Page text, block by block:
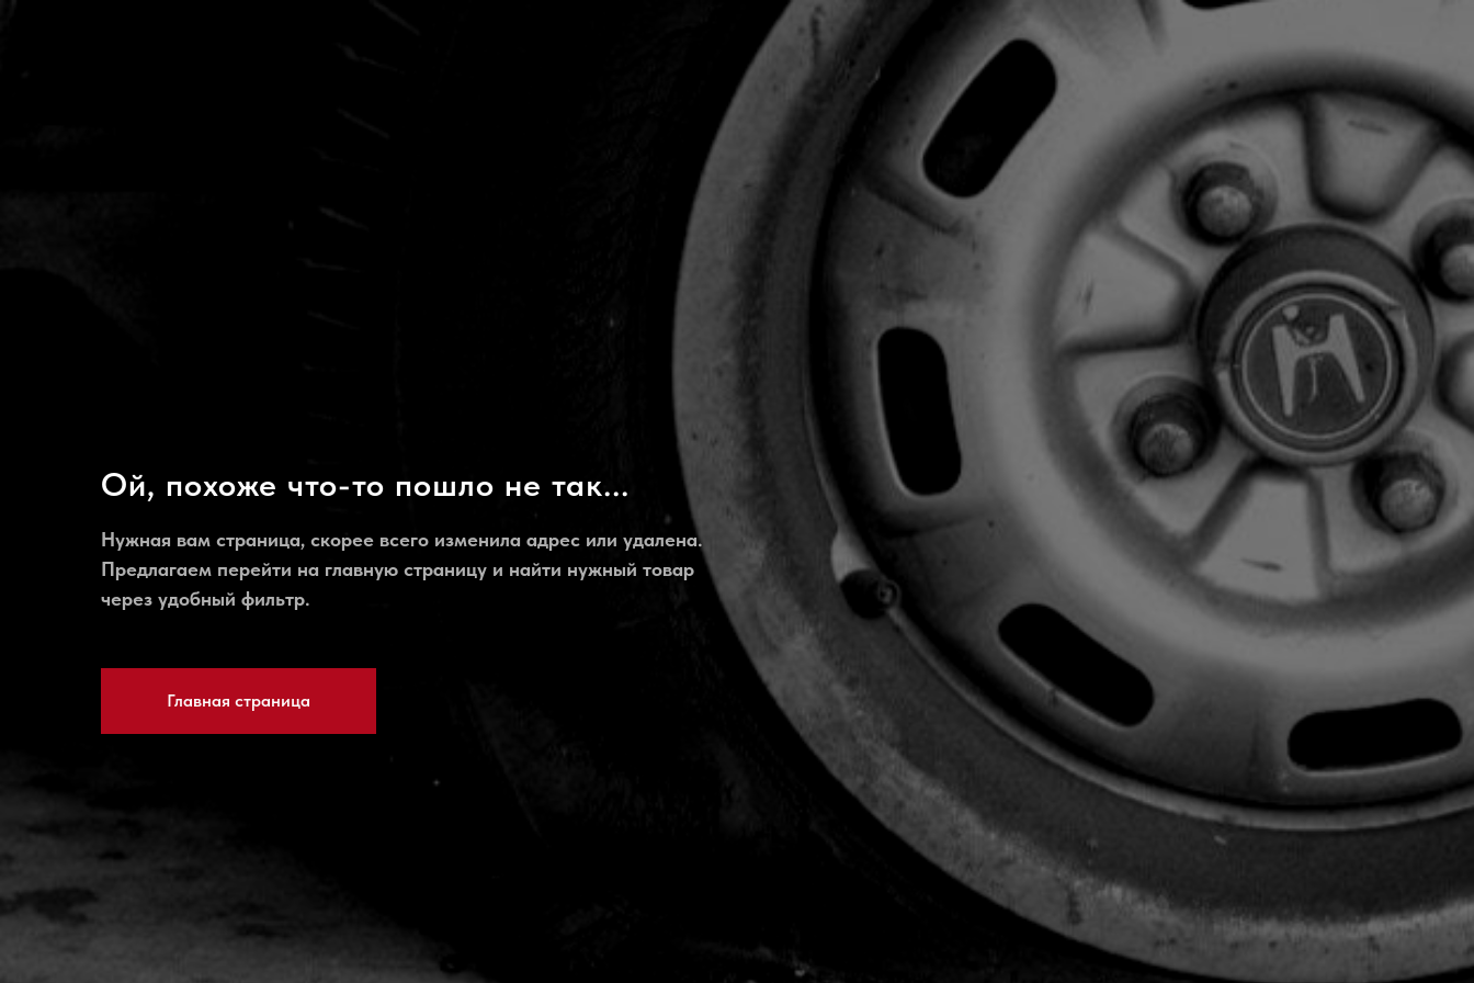
Ой, похоже что-то пошло не так...
Нужная вам страница, скорее всего изменила адрес или удалена.
Предлагаем перейти на главную страницу и найти нужный товар
через удобный фильтр.
Главная страница